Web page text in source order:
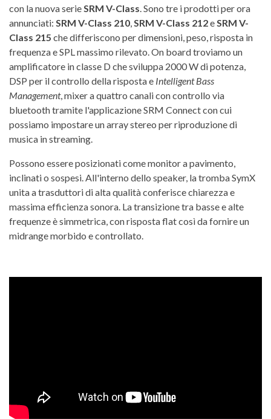
con la nuova serie SRM V-Class . Sono tre i prodotti per ora
annunciati: SRM V-Class 210 SRM V-Class 212e SRM V-
Class 215 che differiscono per dimensioni, peso, risposta in
frequenza e SPL massimo rilevato. On board troviamo un
amplificatore in classe D che sviluppa 2000 W di potenza,
DSP per il controllo della risposta e Intelligent Bass
Management, mixer a quattro canali con controllo via
bluetooth tramite l'applicazione SRM Connect con cui
possiamo impostare un array stereo per riproduzione di
musica in streaming.
Possono essere posizionati come monitor a pavimento,
inclinati o sospesi. All'interno dello speaker, la tromba SymX
unita a trasduttori di alta qualità conferisce chiarezza e
massima efficienza sonora. La transizione tra basse e alte
frequenze è simmetrica, con risposta flat così da fornire un
midrange morbido e controllato.